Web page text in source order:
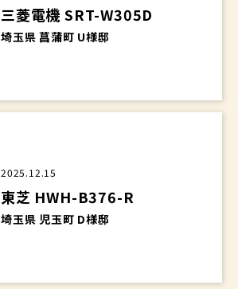
三菱電機 SRT-W305D
埼玉県 菖蒲町 U様邸
2025.12.15
東芝 HWH-B376-R
埼玉県 児玉町 D様邸